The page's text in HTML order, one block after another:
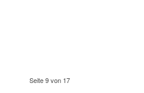
Seite 9 von 17